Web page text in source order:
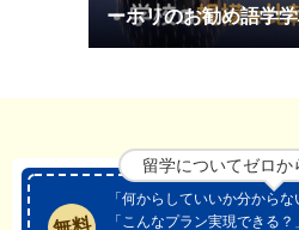
ーホリのお勧め語学学
留学についてゼロか
「何からしていいか分からな
「こんなプラン実現できる？」